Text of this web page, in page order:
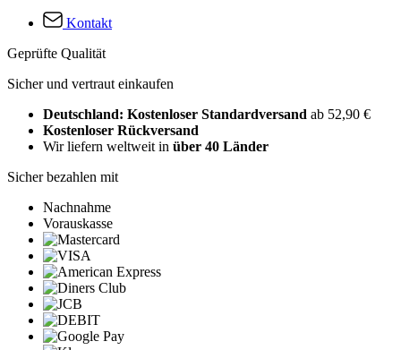
Kontakt
Geprüfte Qualität
Sicher und vertraut einkaufen
Deutschland: Kostenloser Standardversand ab 52,90 €
Kostenloser Rückversand
Wir liefern weltweit in über 40 Länder
Sicher bezahlen mit
Nachnahme
Vorauskasse